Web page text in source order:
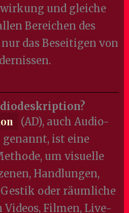
und gleiche
Bereichen des
das Beseitigen von
(AD), auch Audio-
ist eine
um visuelle
Handlungen,
oder räumliche
Filmen, Live-